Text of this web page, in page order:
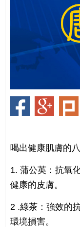
喝出健康肌膚的八
1. 蒲公英：抗氧
健康的皮膚。
2 .綠茶：強效的
環境損害。